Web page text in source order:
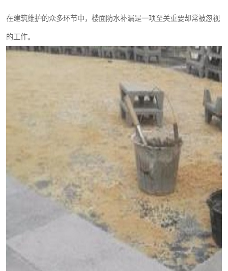
在建筑维护的众多环节中，楼面防水补漏是一项至关重要却常被忽视
的工作。